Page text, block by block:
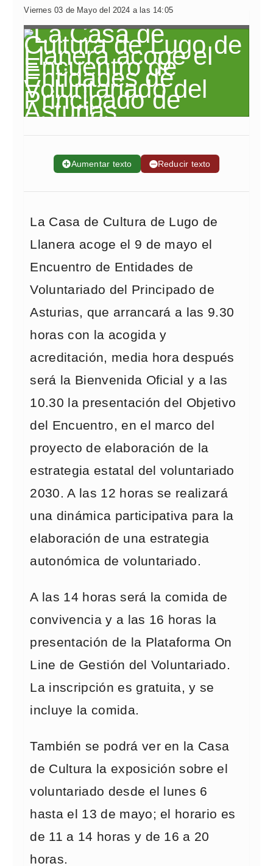
Viernes 03 de Mayo del 2024 a las 14:05
➕Aumentar texto ➖Reducir texto
La Casa de Cultura de Lugo de
Llanera acoge el 9 de mayo el
Encuentro de Entidades de
Voluntariado del Principado de
Asturias, que arrancará a las 9.30
horas con la acogida y
acreditación, media hora después
será la Bienvenida Oficial y a las
10.30 la presentación del Objetivo
del Encuentro, en el marco del
proyecto de elaboración de la
estrategia estatal del voluntariado
2030. A las 12 horas se realizará
una dinámica participativa para la
elaboración de una estrategia
autonómica de voluntariado.
A las 14 horas será la comida de
convivencia y a las 16 horas la
presentación de la Plataforma On
Line de Gestión del Voluntariado.
La inscripción es gratuita, y se
incluye la comida.
También se podrá ver en la Casa
de Cultura la exposición sobre el
voluntariado desde el lunes 6
hasta el 13 de mayo; el horario es
de 11 a 14 horas y de 16 a 20
horas.